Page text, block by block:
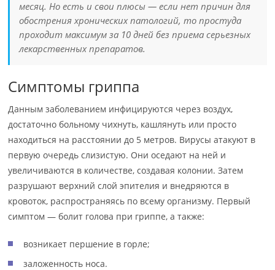
месяц. Но есть и свои плюсы — если нет причин для
обострения хронических патологий, то простуда
проходит максимум за 10 дней без приема серьезных
лекарственных препаратов.
Симптомы гриппа
Данным заболеванием инфицируются через воздух,
достаточно больному чихнуть, кашлянуть или просто
находиться на расстоянии до 5 метров. Вирусы атакуют в
первую очередь слизистую. Они оседают на ней и
увеличиваются в количестве, создавая колонии. Затем
разрушают верхний слой эпителия и внедряются в
кровоток, распространяясь по всему организму. Первый
симптом — болит голова при гриппе, а также:
возникает першение в горле;
заложенность носа.